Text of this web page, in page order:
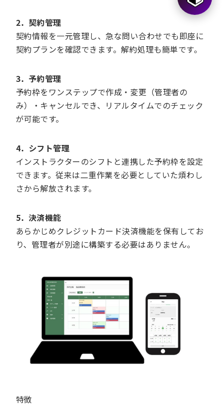
2．契約管理
契約情報を一元管理し、急な問い合わせでも即座に
契約プランを確認できます。解約処理も簡単です。
3．予約管理
予約枠をワンステップで作成・変更（管理者の
み）・キャンセルでき、リアルタイムでのチェック
が可能です。
4．シフト管理
インストラクターのシフトと連携した予約枠を設定
できます。従来は二重作業を必要としていた煩わし
さから解放されます。
5．決済機能
あらかじめクレジットカード決済機能を保有してお
り、管理者が別途に構築する必要はありません。
特徴